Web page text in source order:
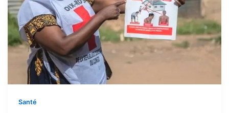
Santé